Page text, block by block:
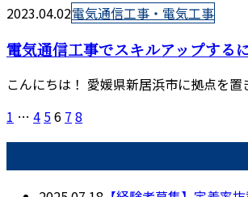
2023.04.02電気通信工事・電気工事
電気通信工事でスキルアップする
こんにちは！ 愛媛県新居浜市に拠点を
1 … 4 56 7 8